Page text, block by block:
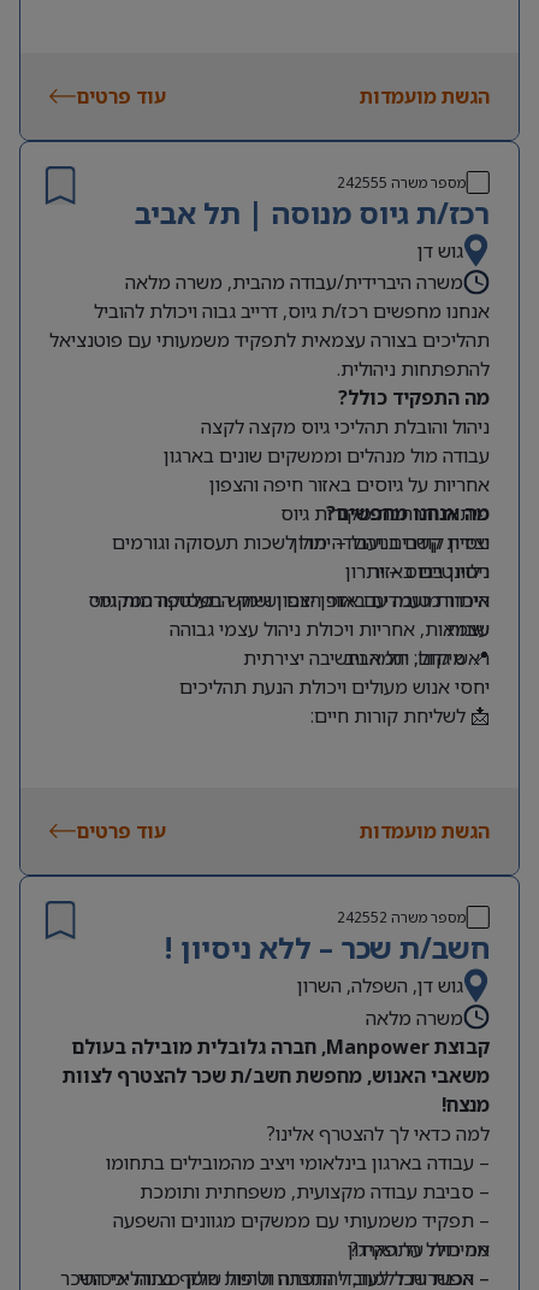
הגשת מועמדות עוד פרטים
מספר משרה 242555
רכז/ת גיוס מנוסה | תל אביב
גוש דן
משרה היברידית/עבודה מהבית, משרה מלאה
אנחנו מחפשים רכז/ת גיוס, דרייב גבוה ויכולת להוביל
תהליכים בצורה עצמאית לתפקיד משמעותי עם פוטנציאל
להתפתחות ניהולית.
מה התפקיד כולל?
ניהול והובלת תהליכי גיוס מקצה לקצה
עבודה מול מנהלים וממשקים שונים בארגון
אחריות על גיוסים באזור חיפה והצפון
פיתוח והרחבת מקורות גיוס
יצירת קשרים ועבודה מול לשכות תעסוקה וגורמים
רלוונטיים באזור
איתור מועמדים באופן יזום ושימוש בפלטפורמות גיוס
שונות
מה אנחנו מחפשים?
ניסיון קודם בניהול – יתרון
ניסיון בגיוס – יתרון
היכרות טובה עם אזור הצפון ושוק התעסוקה המקומי
עצמאות, אחריות ויכולת ניהול עצמי גבוהה
ראש גדול, יוזמה וחשיבה יצירתית
יחסי אנוש מעולים ויכולת הנעת תהליכים
📍 מיקום: תל אביב
📩 לשליחת קורות חיים:
הגשת מועמדות עוד פרטים
מספר משרה 242552
חשב/ת שכר – ללא ניסיון !
גוש דן, השפלה, השרון
משרה מלאה
קבוצת Manpower, חברה גלובלית מובילה בעולם
משאבי האנוש, מחפשת חשב/ת שכר להצטרף לצוות
מנצח!
למה כדאי לך להצטרף אלינו?
– עבודה בארגון בינלאומי ויציב מהמובילים בתחומו
– סביבת עבודה מקצועית, משפחתית ותומכת
– תפקיד משמעותי עם ממשקים מגוונים והשפעה
אמיתית על הארגון
– אפשרות ללמוד, להתפתח ולהיות חלק מצוות איכותי
מה כולל התפקיד?
– הכנת שכר לעובדי החברה וטיפול שוטף בתהליכי השכר